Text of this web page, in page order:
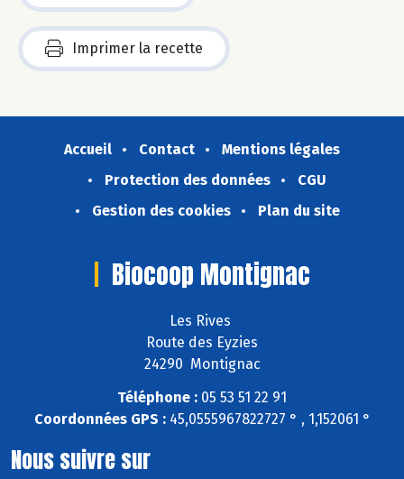
Imprimer la recette
Accueil Contact
Mentions légales
Protection des données
CGU
Gestion des cookies
Plan du site
Biocoop Montignac
Les Rives
Route des Eyzies
24290 Montignac
Téléphone : 05 53 51 22 91
Coordonnées GPS :45,0555967822727 ° , 1,152061 °
Nous suivre sur